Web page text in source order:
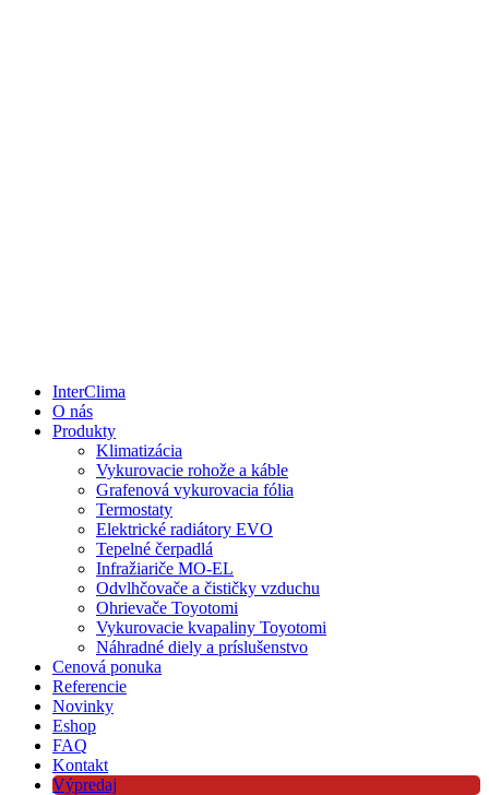
InterClima
O nás
Produkty
Klimatizácia
Vykurovacie rohože a káble
Grafenová vykurovacia fólia
Termostaty
Elektrické radiátory EVO
Tepelné čerpadlá
Infražiariče MO-EL
Odvlhčovače a čističky vzduchu
Ohrievače Toyotomi
Vykurovacie kvapaliny Toyotomi
Náhradné diely a príslušenstvo
Cenová ponuka
Referencie
Novinky
Eshop
FAQ
Kontakt
Výpredaj